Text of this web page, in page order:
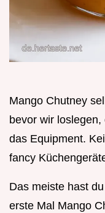
Mango Chutney
bevor wir
das Equipment.
fancy
Das meiste hast
erste Mal Mango